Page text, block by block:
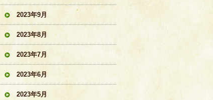
2023年9月
2023年8月
2023年7月
2023年6月
2023年5月